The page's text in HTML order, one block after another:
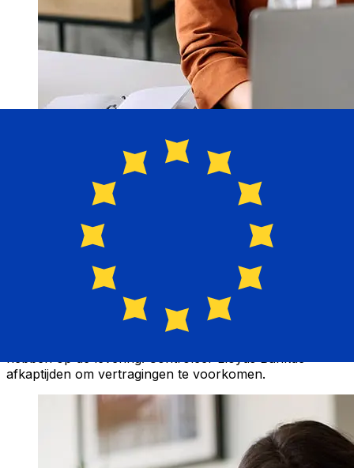
Hoe snel is een Lloyds GBP om over
te EUR ?
Bezorgtijden voor internationale overboekingen met
Lloyds van Verenigd Koninkrijk tot Euro Lidstaten
variëren afhankelijk van de betaalmethode en het tijdstip
van transacties. Internationale bankoverschrijvingen
duren meestal 1 tot 5 werkdagen. Factoren zoals
hebben op de levering. Controleer Lloyds Bankde
afkaptijden om vertragingen te voorkomen.